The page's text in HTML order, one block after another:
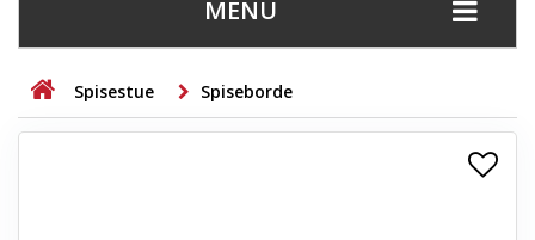
MENU
+
STUE
+
Spisestue Spiseborde